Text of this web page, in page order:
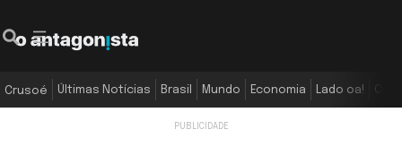
Crusoé Últimas Notícias Brasil Mundo Economia Lado oa!